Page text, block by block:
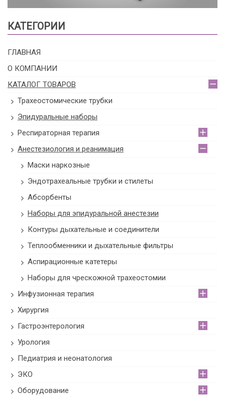
КАТЕГОРИИ
ГЛАВНАЯ
О КОМПАНИИ
КАТАЛОГ ТОВАРОВ
Трахеостомические трубки
Эпидуральные наборы
Респираторная терапия
Анестезиология и реанимация
Маски наркозные
Эндотрахеальные трубки и стилеты
Абсорбенты
Наборы для эпидуральной анестезии
Контуры дыхательные и соединители
Теплообменники и дыхательные фильтры
Аспирационные катетеры
Наборы для чрескожной трахеостомии
Инфузионная терапия
Хирургия
Гастроэнтерология
Урология
Педиатрия и неонатология
ЭКО
Оборудование